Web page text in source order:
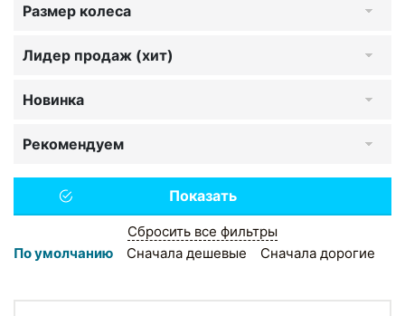
Размер колеса
Лидер продаж (хит)
Новинка
Рекомендуем
Сбросить все фильтры
По умолчанию
Сначала дешевые Сначала дорогие